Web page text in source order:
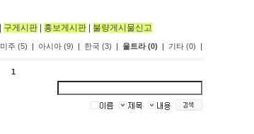
구게시판| 홍보게시판| 불량게시물신고
미주 (5) | 아시아 (9) | 한국 (3) | 울트라 (0) | 기타 (0) |
1